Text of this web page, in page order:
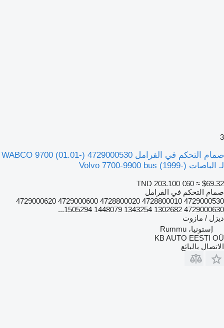
3
صمام التحكم في الفرامل WABCO 9700 (01.01-) 4729000530
لـ الباصات Volvo 7700-9900 bus (1999-)
TND 203.100 €60 ≈ $69.32
صمام التحكم في الفرامل
4729000530 4728800010 4728800020 4729000600 4729000620
4729000630 1302682 1343254 1448079 1505294...
ديزل / مازوت
إستونيا، Rummu
KB AUTO EESTI OÜ
الاتصال بالبائع